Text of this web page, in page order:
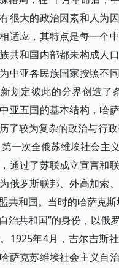
很大的政治因素和人为
适应，其特点是每一个
共和国内部都未构成人
中亚各民族国家按照不
划定彼此的分界创造了
亚五国的基本结构，哈
了较为复杂的政治与行
一次全俄苏维埃社会主
通过了苏联成立宣言和
俄罗斯联邦、外高加索
共和国。当时的哈萨克
治共和国”的身份，以俄
1925年4月，吉尔吉斯
萨克苏维埃社会主义自